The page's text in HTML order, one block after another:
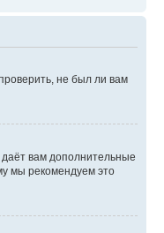
не был ли вам
вам дополнительные
мы рекомендуем это